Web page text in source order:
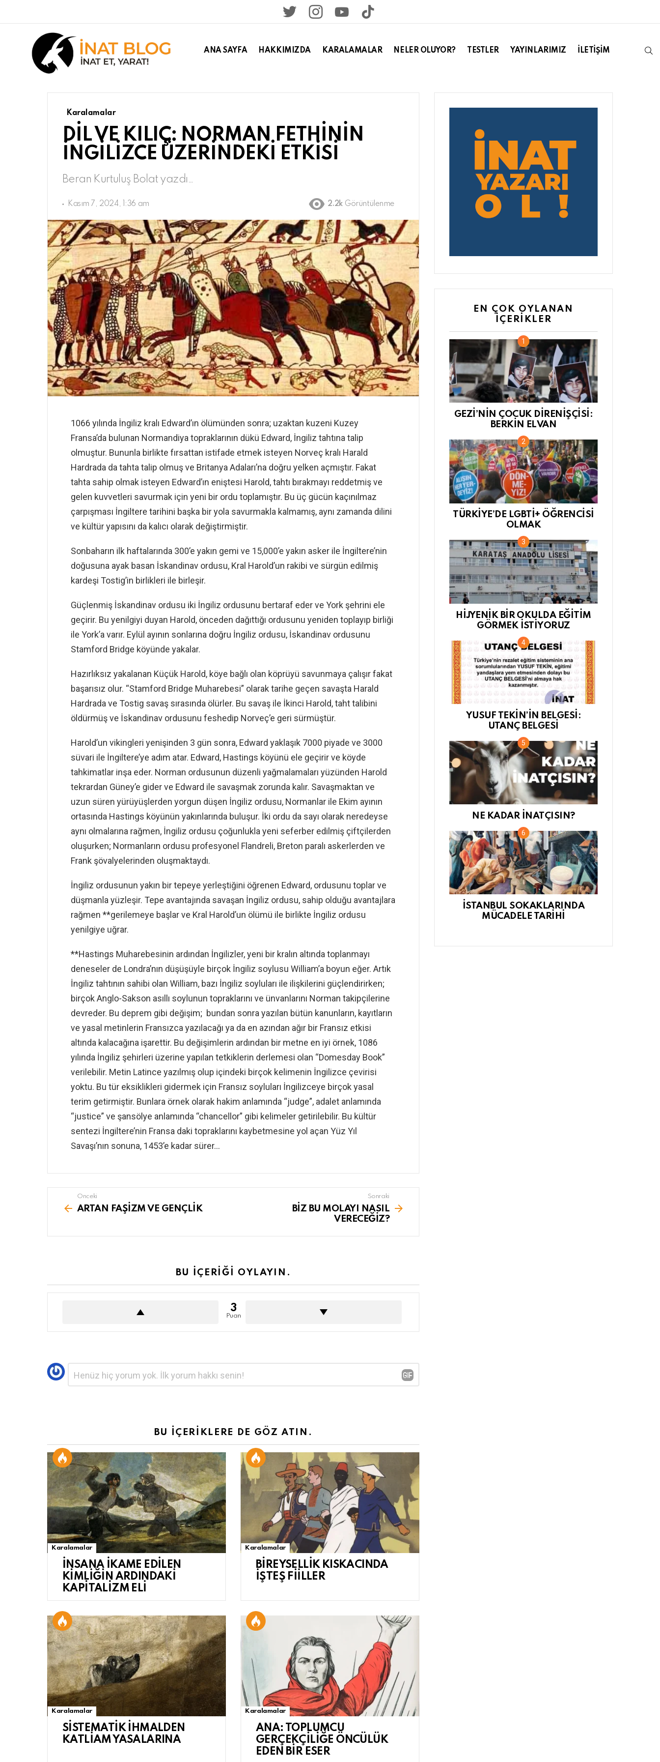
ANA SAYFA HAKKIMIZDA KARALAMALAR NELER OLUYOR? TESTLER YAYINLARIMIZ İLETIŞIM
Karalamalar
DİL VE KILIÇ: NORMAN FETHİNİN
İNGİLİZCE ÜZERİNDEKİ ETKİSİ
Beran Kurtuluş Bolat yazdı…
Kasım 7, 2024, 1:36 am 2.2k Görüntülenme
1066 yılında İngiliz kralı Edward’ın ölümünden sonra; uzaktan kuzeni Kuzey
Fransa’da bulunan Normandiya topraklarının dükü Edward, İngiliz tahtına talip
olmuştur. Bununla birlikte fırsattan istifade etmek isteyen Norveç kralı Harald
Hardrada da tahta talip olmuş ve Britanya Adaları’na doğru yelken açmıştır. Fakat
tahta sahip olmak isteyen Edward’ın eniştesi Harold, tahtı bırakmayı reddetmiş ve
gelen kuvvetleri savurmak için yeni bir ordu toplamıştır. Bu üç gücün kaçınılmaz
çarpışması İngiltere tarihini başka bir yola savurmakla kalmamış, aynı zamanda dilini
ve kültür yapısını da kalıcı olarak değiştirmiştir.
Sonbaharın ilk haftalarında 300’e yakın gemi ve 15,000’e yakın asker ile İngiltere’nin
doğusuna ayak basan İskandinav ordusu, Kral Harold’un rakibi ve sürgün edilmiş
kardeşi Tostig’in birlikleri ile birleşir.
Güçlenmiş İskandinav ordusu iki İngiliz ordusunu bertaraf eder ve York şehrini ele
geçirir. Bu yenilgiyi duyan Harold, önceden dağıttığı ordusunu yeniden toplayıp birliği
ile York’a varır. Eylül ayının sonlarına doğru İngiliz ordusu, İskandinav ordusunu
Stamford Bridge köyünde yakalar.
Hazırlıksız yakalanan Küçük Harold, köye bağlı olan köprüyü savunmaya çalışır fakat
başarısız olur. “Stamford Bridge Muharebesi” olarak tarihe geçen savaşta Harald
Hardrada ve Tostig savaş sırasında ölürler. Bu savaş ile İkinci Harold, taht talibini
öldürmüş ve İskandinav ordusunu feshedip Norveç’e geri sürmüştür.
Harold’un vikingleri yenişinden 3 gün sonra, Edward yaklaşık 7000 piyade ve 3000
süvari ile İngiltere’ye adım atar. Edward, Hastings köyünü ele geçirir ve köyde
tahkimatlar inşa eder. Norman ordusunun düzenli yağmalamaları yüzünden Harold
tekrardan Güney’e gider ve Edward ile savaşmak zorunda kalır. Savaşmaktan ve
uzun süren yürüyüşlerden yorgun düşen İngiliz ordusu, Normanlar ile Ekim ayının
ortasında Hastings köyünün yakınlarında buluşur. İki ordu da sayı olarak neredeyse
aynı olmalarına rağmen, İngiliz ordusu çoğunlukla yeni seferber edilmiş çiftçilerden
oluşurken; Normanların ordusu profesyonel Flandreli, Breton paralı askerlerden ve
Frank şövalyelerinden oluşmaktaydı.
İngiliz ordusunun yakın bir tepeye yerleştiğini öğrenen Edward, ordusunu toplar ve
düşmanla yüzleşir. Tepe avantajında savaşan İngiliz ordusu, sahip olduğu avantajlara
rağmen **gerilemeye başlar ve Kral Harold’un ölümü ile birlikte İngiliz ordusu
yenilgiye uğrar.
**Hastings Muharebesinin ardından İngilizler, yeni bir kralın altında toplanmayı
deneseler de Londra’nın düşüşüyle birçok İngiliz soylusu William’a boyun eğer. Artık
İngiliz tahtının sahibi olan William, bazı İngiliz soyluları ile ilişkilerini güçlendirirken;
birçok Anglo-Sakson asıllı soylunun topraklarını ve ünvanlarını Norman takipçilerine
devreder. Bu deprem gibi değişim; bundan sonra yazılan bütün kanunların, kayıtların
ve yasal metinlerin Fransızca yazılacağı ya da en azından ağır bir Fransız etkisi
altında kalacağına işarettir. Bu değişimlerin ardından bir metne en iyi örnek, 1086
yılında İngiliz şehirleri üzerine yapılan tetkiklerin derlemesi olan “Domesday Book”
verilebilir. Metin Latince yazılmış olup içindeki birçok kelimenin İngilizce çevirisi
yoktu. Bu tür eksiklikleri gidermek için Fransız soyluları İngilizceye birçok yasal
terim getirmiştir. Bunlara örnek olarak hakim anlamında “judge”, adalet anlamında
“justice” ve şansölye anlamında “chancellor” gibi kelimeler getirilebilir. Bu kültür
sentezi İngiltere’nin Fransa daki topraklarını kaybetmesine yol açan Yüz Yıl
Savaşı’nın sonuna, 1453’e kadar sürer…
more
Önceki
ARTAN FAŞİZM VE GENÇLİK
Sonraki
BİZ BU MOLAYI NASIL
VERECEĞİZ?
BU İÇERİĞİ OYLAYIN.
3
Puan
Bir
yanıt
BU İÇERİKLERE DE GÖZ ATIN.
Karalamalar
İNSANA İKAME EDİLEN
KİMLİĞİN ARDINDAKİ
KAPİTALİZM ELİ
Karalamalar
BİREYSELLİK KISKACINDA
İŞTEŞ FİİLLER
Karalamalar
SİSTEMATİK İHMALDEN
KATLİAM YASALARINA
Karalamalar
ANA: TOPLUMCU
GERÇEKÇİLİĞE ÖNCÜLÜK
EDEN BİR ESER
EN ÇOK OYLANAN
İÇERIKLER
GEZİ’NİN ÇOCUK DİRENİŞÇİSİ:
BERKİN ELVAN
TÜRKİYE’DE LGBTİ+ ÖĞRENCİSİ
OLMAK
HİJYENİK BİR OKULDA EĞİTİM
GÖRMEK İSTİYORUZ
YUSUF TEKİN’İN BELGESİ:
UTANÇ BELGESİ
NE KADAR İNATÇISIN?
İSTANBUL SOKAKLARINDA
MÜCADELE TARİHİ